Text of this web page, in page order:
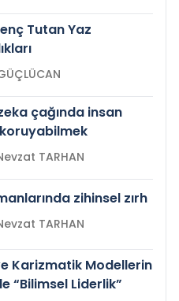
Tutan Yaz
GÜÇLÜCAN
çağında insan
Prof.Dr. Nevzat TARHAN
zihinsel zırh
Prof.Dr. Nevzat TARHAN
Karizmatik Modellerin
“Bilimsel Liderlik”